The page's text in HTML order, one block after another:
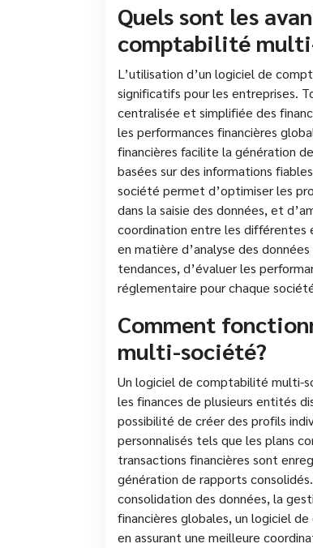
Quels sont les
comptabilité
L’utilisation d’un logiciel de
significatifs pour les entreprises.
centralisée et simplifiée des
les performances financières
financières facilite la génération
basées sur des informations
société permet d’optimiser les
dans la saisie des données, et
coordination entre les
en matière d’analyse des
tendances, d’évaluer les
réglementaire pour chaque
Comment
multi-société?
Un logiciel de comptabilité multi-
les finances de plusieurs entités
possibilité de créer des profils
personnalisés tels que les plans
transactions financières sont
génération de rapports
consolidation des données, la
financières globales, un logiciel
en assurant une meilleure